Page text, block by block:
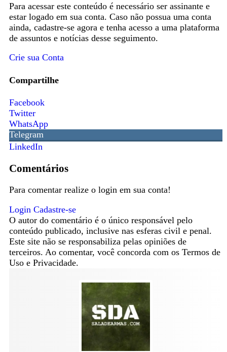
Para acessar este conteúdo é necessário ser assinante e
estar logado em sua conta. Caso não possua uma conta
ainda, cadastre-se agora e tenha acesso a uma plataforma
de assuntos e notícias desse seguimento.
Crie sua Conta
Compartilhe
Facebook
Twitter
WhatsApp
Telegram
LinkedIn
Comentários
Para comentar realize o login em sua conta!
Login Cadastre-se
O autor do comentário é o único responsável pelo
conteúdo publicado, inclusive nas esferas civil e penal.
Este site não se responsabiliza pelas opiniões de
terceiros. Ao comentar, você concorda com os Termos de
Uso e Privacidade.